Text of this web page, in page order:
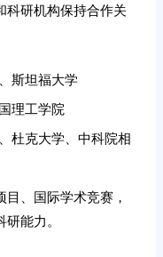
科研机构保持合作关
斯坦福大学
理工学院
杜克大学、中科院相
、国际学术竞赛，
能力。